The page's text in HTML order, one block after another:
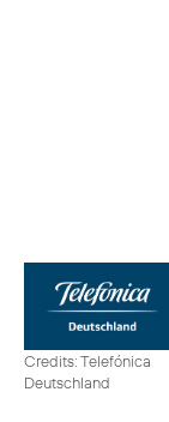
Credits: Telefónica
Deutschland